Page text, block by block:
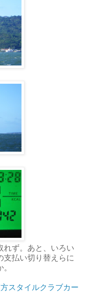
れず。あと、いろい
支払い切り替えらに
スタイルクラブカー